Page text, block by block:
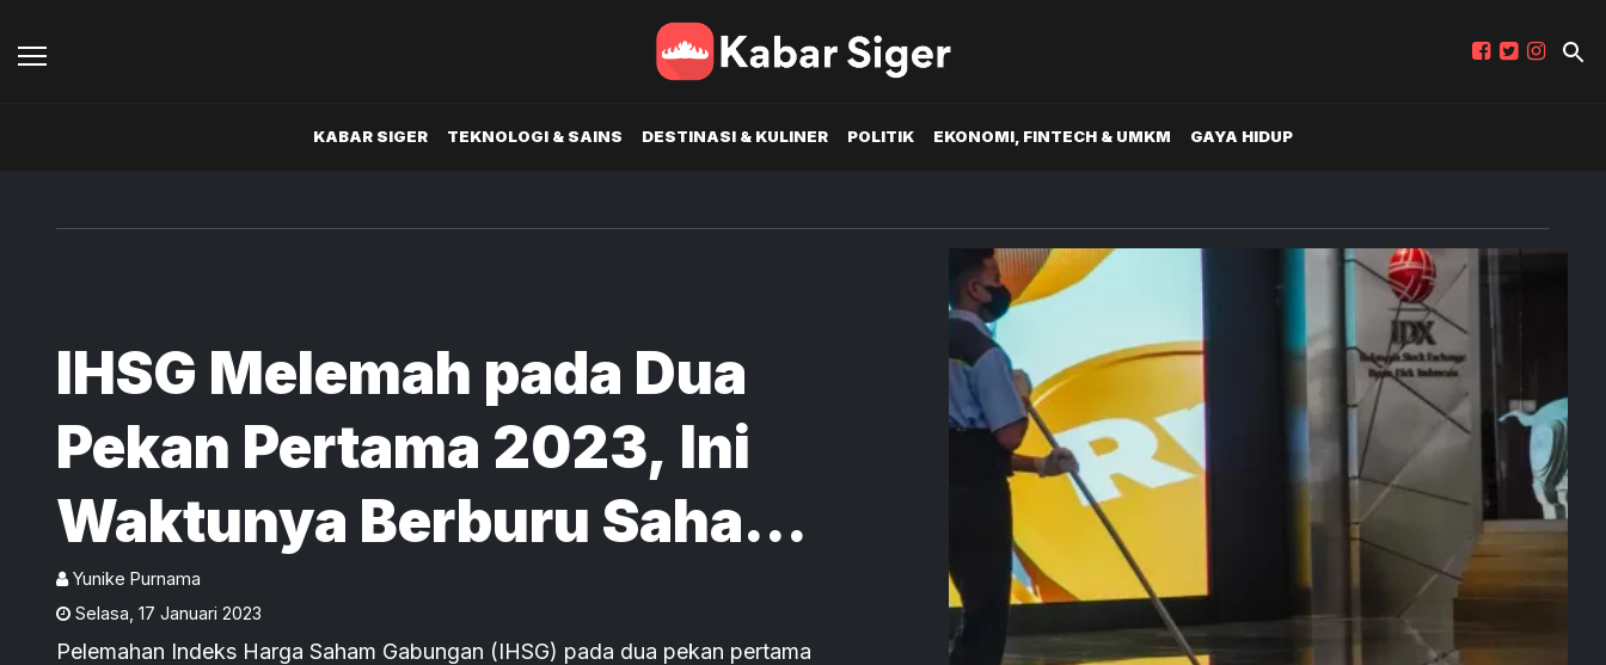
KABAR SIGER TEKNOLOGI & SAINS DESTINASI & KULINER POLITIK EKONOMI, FINTECH & UMKM GAYA HIDUP
IHSG Melemah pada Dua
Pekan Pertama 2023, Ini
Waktunya Berburu Saham
Diskonan
Yunike Purnama
Selasa 17 Januari 2023
Pelemahan Indeks Harga Saham Gabungan (IHSG) pada dua pekan pertama